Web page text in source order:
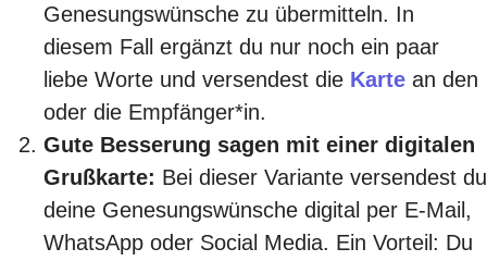
Genesungswünsche zu übermitteln. In
diesem Fall ergänzt du nur noch ein paar
liebe Worte und versendest die Karte an den
oder die Empfänger*in.
Gute Besserung sagen mit einer digitalen
Grußkarte: Bei dieser Variante versendest du
deine Genesungswünsche digital per E-Mail,
WhatsApp oder Social Media. Ein Vorteil: Du